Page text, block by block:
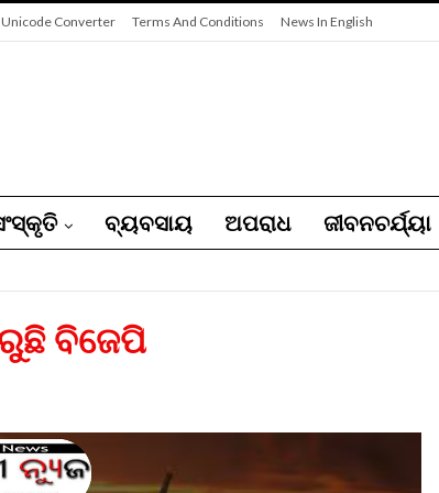
Unicode Converter Terms And Conditions News In English
ବ୍ୟବସାୟ ଅପରାଧ ଜୀବନଚର୍ଯ୍ୟା
ବିଜେପି